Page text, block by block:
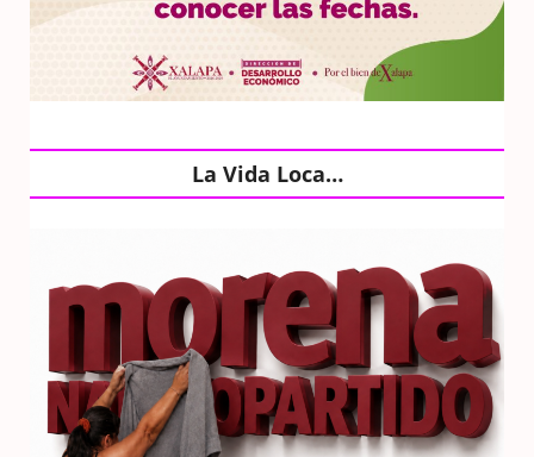
La Vida Loca…